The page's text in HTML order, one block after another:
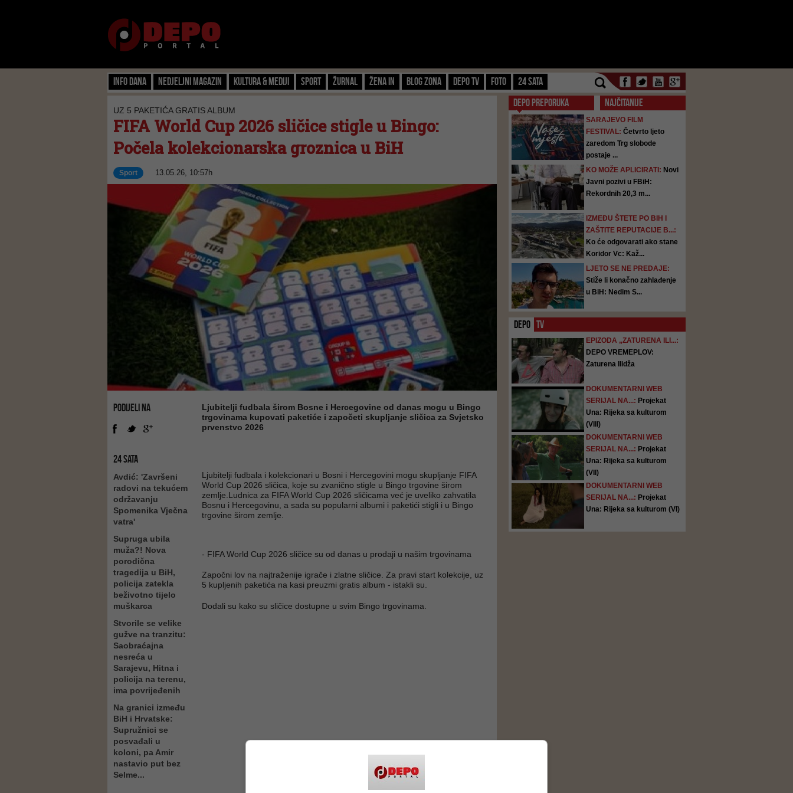
Info dana Nedjeljni magazin Kultura & Mediji Sport Žurnal Žena IN Blog zona Depo TV FOTO 24 SATA
UZ 5 PAKETIĆA GRATIS ALBUM
FIFA World Cup 2026 sličice stigle u Bingo:
Počela kolekcionarska groznica u BiH
Sport 13.05.26, 10:57h
PODIJELI NA
24 SATA
Avdić: 'Završeni
radovi na tekućem
održavanju
Spomenika Vječna
vatra'
Supruga ubila
muža?! Nova
porodična
tragedija u BiH,
policija zatekla
beživotno tijelo
muškarca
Stvorile se velike
gužve na tranzitu:
Saobraćajna
nesreća u
Sarajevu, Hitna i
policija na terenu,
ima povrijeđenih
Na granici između
BiH i Hrvatske:
Supružnici se
posvađali u
koloni, pa Amir
nastavio put bez
Selme...
Ljubitelji fudbala širom Bosne i Hercegovine od danas mogu u Bingo
trgovinama kupovati paketiće i započeti skupljanje sličica za Svjetsko
prvenstvo 2026
Ljubitelji fudbala i kolekcionari u Bosni i Hercegovini mogu skupljanje FIFA
World Cup 2026 sličica, koje su zvanično stigle u Bingo trgovine širom
zemlje.Ludnica za FIFA World Cup 2026 sličicama već je uveliko zahvatila
Bosnu i Hercegovinu, a sada su popularni albumi i paketići stigli i u Bingo
trgovine širom zemlje.
- FIFA World Cup 2026 sličice su od danas u prodaji u našim trgovinama
Započni lov na najtraženije igrače i zlatne sličice. Za pravi start kolekcije, uz
5 kupljenih paketića na kasi preuzmi gratis album - istakli su.
Dodali su kako su sličice dostupne u svim Bingo trgovinama.
DEPO PREPORUKA NAJČITANIJE
SARAJEVO FILM
FESTIVAL: Četvrto ljeto
zaredom Trg slobode
postaje ...
KO MOŽE APLICIRATI: Novi
Javni pozivi u FBiH:
Rekordnih 20,3 m...
IZMEĐU ŠTETE PO BIH I
ZAŠTITE REPUTACIJE B...:
Ko će odgovarati ako stane
Koridor Vc: Kaž...
LJETO SE NE PREDAJE:
Stiže li konačno zahlađenje
u BiH: Nedim S...
DEPO TV
EPIZODA „ZATURENA ILI...:
DEPO VREMEPLOV:
Zaturena Ilidža
DOKUMENTARNI WEB
SERIJAL NA...: Projekat
Una: Rijeka sa kulturom
(VIII)
DOKUMENTARNI WEB
SERIJAL NA...: Projekat
Una: Rijeka sa kulturom
(VII)
DOKUMENTARNI WEB
SERIJAL NA...: Projekat
Una: Rijeka sa kulturom (VI)